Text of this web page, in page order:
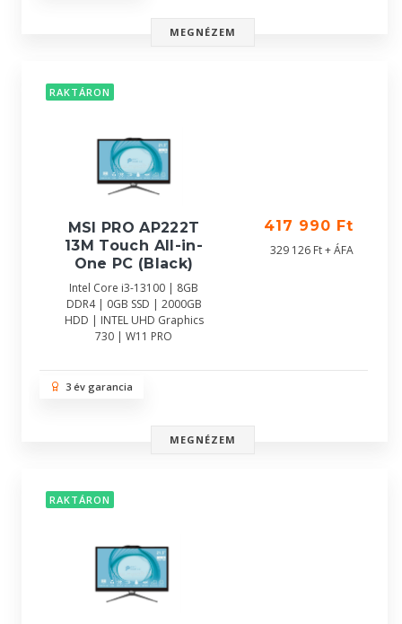
MEGNÉZEM
RAKTÁRON
MSI PRO AP222T
13M Touch All-in-
One PC (Black)
Intel Core i3-13100 | 8GB
DDR4 | 0GB SSD | 2000GB
HDD | INTEL UHD Graphics
730 | W11 PRO
417 990 Ft
329 126 Ft + ÁFA
3 év garancia
MEGNÉZEM
RAKTÁRON